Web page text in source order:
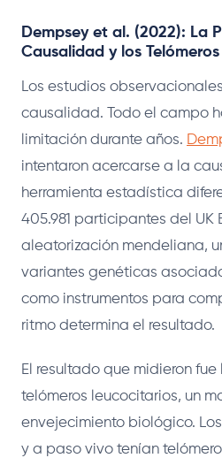
Dempsey et al. (2022): La
Causalidad y los Telómeros
Los estudios
causalidad. Todo el campo
limitación durante años.
intentaron acercarse a la
herramienta estadística
405.981 participantes del
aleatorización mendeliana,
variantes genéticas
como instrumentos para
ritmo determina el resultado.
El resultado que midieron
telómeros leucocitarios, un
envejecimiento biológico.
y a paso vivo tenían